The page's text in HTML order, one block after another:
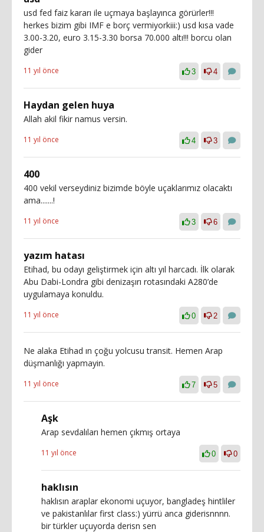
usd fed faiz kararı ile uçmaya başlayınca görürler!!!
herkes bizim gibi IMF e borç vermiyorkiii:) usd kısa vade
3.00-3.20, euro 3.15-3.30 borsa 70.000 altı!!! borcu olan
gider
11 yıl önce 3 4
Haydan gelen huya
Allah akil fikir namus versin.
11 yıl önce 4 3
400
400 vekil verseydiniz bizimde böyle uçaklarımız olacaktı
ama.......!
11 yıl önce 3 6
yazım hatası
Etihad, bu odayı geliştirmek için altı yıl harcadı. İlk olarak
Abu Dabi-Londra gibi denizaşırı rotasındaki A280’de
uygulamaya konuldu.
11 yıl önce 0 2
Ne alaka Etihad ın çoğu yolcusu transit. Hemen Arap
düşmanlığı yapmayin.
11 yıl önce 7 5
Aşk
Arap sevdalıları hemen çıkmış ortaya
11 yıl önce 0 0
haklısın
haklısın araplar ekonomi uçuyor, bangladeş hintliler
ve pakistanlılar first class:) yürrü anca giderisnnnn.
bir türkler uçuyorda derisn sen